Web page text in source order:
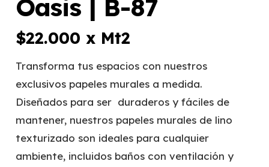
Oasis | B-87
$22.000 x Mt2
Transforma tus espacios con nuestros
exclusivos papeles murales a medida.
Diseñados para ser duraderos y fáciles de
mantener, nuestros papeles murales de lino
texturizado son ideales para cualquier
ambiente, incluidos baños con ventilación y